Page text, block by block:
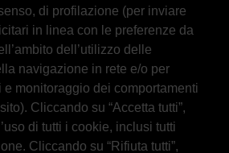
di profilazione (per inviare
in linea con le preferenze da
dell’utilizzo delle
navigazione in rete e/o per
e monitoraggio dei comportamenti
Cliccando su “Accetta tutti”,
di tutti i cookie, inclusi tutti
Cliccando su “Rifiuta tutti”,